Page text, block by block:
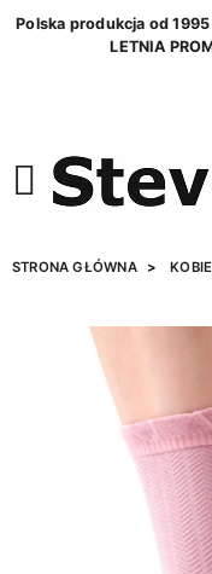
Polska produkcja od
LETNIA
STRONA GŁÓWNA